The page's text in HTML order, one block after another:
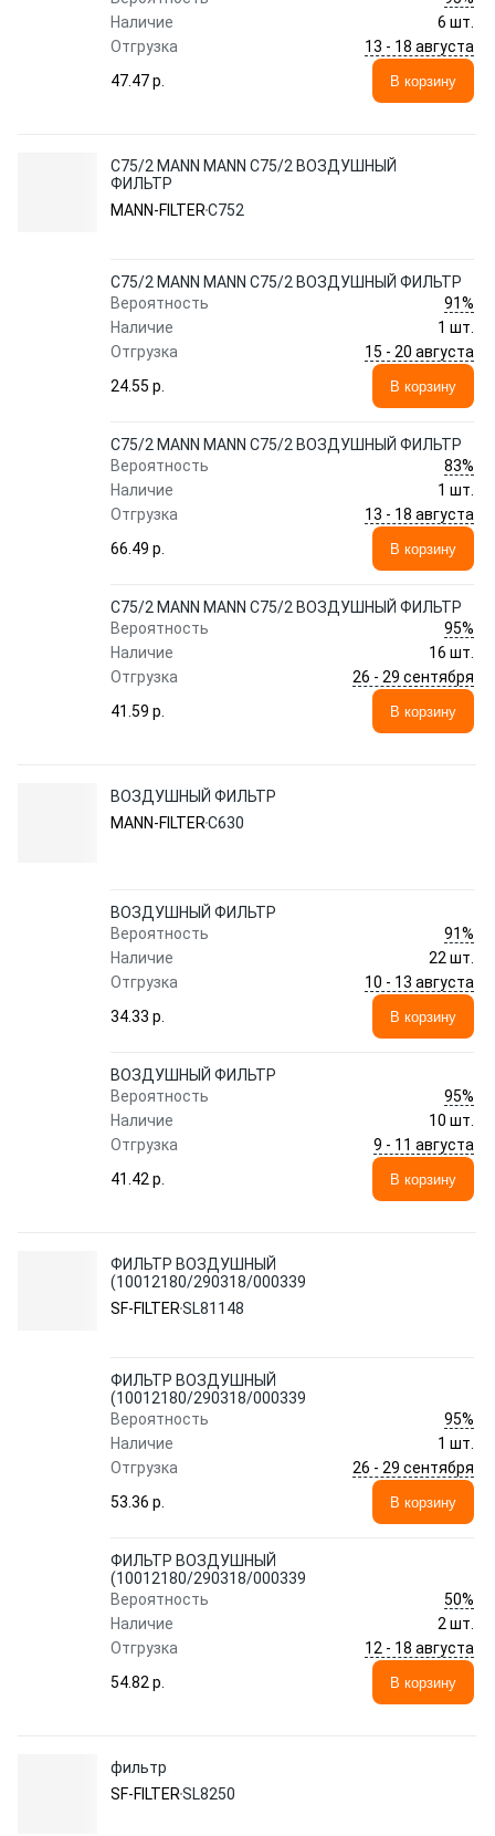
Наличие
6 шт.
Отгрузка
13 - 18 августа
47.47 p.
В корзину
C75/2 MANN MANN C75/2 ВОЗДУШНЫЙ
ФИЛЬТР
MANN-FILTERC752
C75/2 MANN MANN C75/2 ВОЗДУШНЫЙ ФИЛЬТР
Вероятность
91%
Наличие
1 шт.
Отгрузка
15 - 20 августа
24.55 p.
В корзину
C75/2 MANN MANN C75/2 ВОЗДУШНЫЙ ФИЛЬТР
Вероятность
83%
Наличие
1 шт.
Отгрузка
13 - 18 августа
66.49 p.
В корзину
C75/2 MANN MANN C75/2 ВОЗДУШНЫЙ ФИЛЬТР
Вероятность
95%
Наличие
16 шт.
Отгрузка
26 - 29 сентября
41.59 p.
В корзину
ВОЗДУШНЫЙ ФИЛЬТР
MANN-FILTERC630
ВОЗДУШНЫЙ ФИЛЬТР
Вероятность
91%
Наличие
22 шт.
Отгрузка
10 - 13 августа
34.33 p.
В корзину
ВОЗДУШНЫЙ ФИЛЬТР
Вероятность
95%
Наличие
10 шт.
Отгрузка
9 - 11 августа
41.42 p.
В корзину
ФИЛЬТР ВОЗДУШНЫЙ
(10012180/290318/000339
SF-FILTERSL81148
ФИЛЬТР ВОЗДУШНЫЙ
(10012180/290318/000339
Вероятность
95%
Наличие
1 шт.
Отгрузка
26 - 29 сентября
53.36 p.
В корзину
ФИЛЬТР ВОЗДУШНЫЙ
(10012180/290318/000339
Вероятность
50%
Наличие
2 шт.
Отгрузка
12 - 18 августа
54.82 p.
В корзину
фильтр
SF-FILTERSL8250